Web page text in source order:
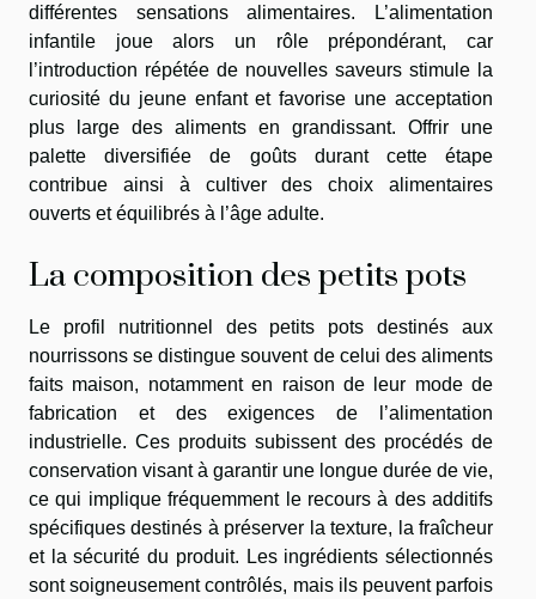
différentes sensations alimentaires. L’alimentation
infantile joue alors un rôle prépondérant, car
l’introduction répétée de nouvelles saveurs stimule la
curiosité du jeune enfant et favorise une acceptation
plus large des aliments en grandissant. Offrir une
palette diversifiée de goûts durant cette étape
contribue ainsi à cultiver des choix alimentaires
ouverts et équilibrés à l’âge adulte.
La composition des petits pots
Le profil nutritionnel des petits pots destinés aux
nourrissons se distingue souvent de celui des aliments
faits maison, notamment en raison de leur mode de
fabrication et des exigences de l’alimentation
industrielle. Ces produits subissent des procédés de
conservation visant à garantir une longue durée de vie,
ce qui implique fréquemment le recours à des additifs
spécifiques destinés à préserver la texture, la fraîcheur
et la sécurité du produit. Les ingrédients sélectionnés
sont soigneusement contrôlés, mais ils peuvent parfois